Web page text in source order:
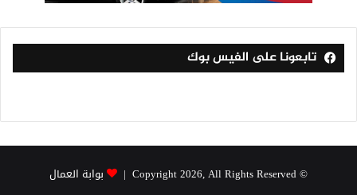
تابعونا على الفيس بوك
© Copyright 2026, All Rights Reserved | بوابة العمال